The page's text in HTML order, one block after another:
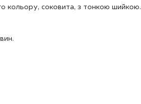
кольору, соковита, з тонкою шийкою.